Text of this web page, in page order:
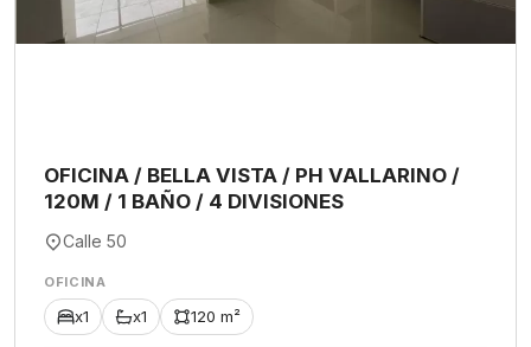
OFICINA / BELLA VISTA / PH VALLARINO /
120M / 1 BAÑO / 4 DIVISIONES
Calle 50
OFICINA
x1 x1 120 m²